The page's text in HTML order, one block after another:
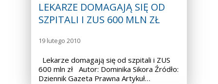
LEKARZE DOMAGAJĄ SIĘ OD
SZPITALI I ZUS 600 MLN ZŁ
19 lutego 2010
Lekarze domagają się od szpitali i ZUS
600 mln zł Autor: Dominika Sikora Źródło:
Dziennik Gazeta Prawna Artykuł…